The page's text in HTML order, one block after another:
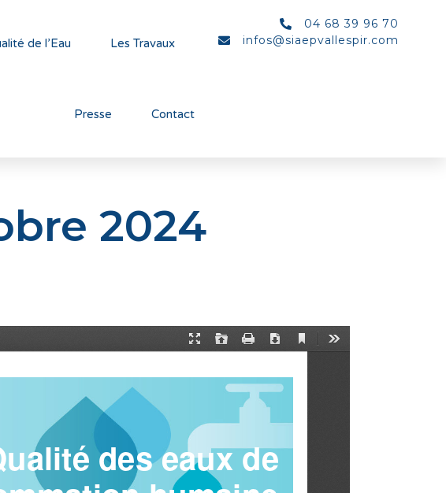
de l’Eau Les Travaux
Presse Contact
04 68 39 96 70
infos@siaepvallespir.com
2024